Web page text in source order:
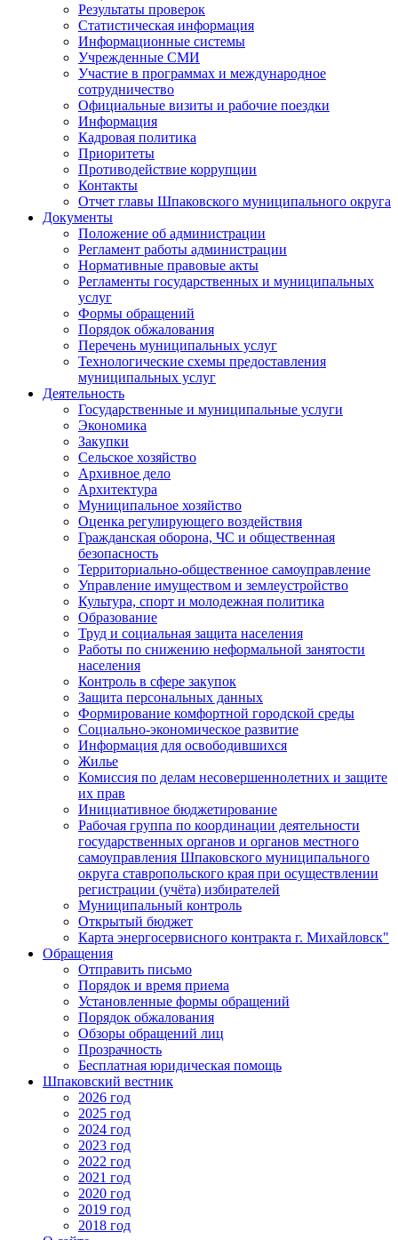
Результаты проверок
Статистическая информация
Информационные системы
Учрежденные СМИ
Участие в программах и международное
сотрудничество
Официальные визиты и рабочие поездки
Информация
Кадровая политика
Приоритеты
Противодействие коррупции
Контакты
Отчет главы Шпаковского муниципального округа
Документы
Положение об администрации
Регламент работы администрации
Нормативные правовые акты
Регламенты государственных и муниципальных
услуг
Формы обращений
Порядок обжалования
Перечень муниципальных услуг
Технологические схемы предоставления
муниципальных услуг
Деятельность
Государственные и муниципальные услуги
Экономика
Закупки
Сельское хозяйство
Архивное дело
Архитектура
Муниципальное хозяйство
Оценка регулирующего воздействия
Гражданская оборона, ЧС и общественная
безопасность
Территориально-общественное самоуправление
Управление имуществом и землеустройство
Культура, спорт и молодежная политика
Образование
Труд и социальная защита населения
Работы по снижению неформальной занятости
населения
Контроль в сфере закупок
Защита персональных данных
Формирование комфортной городской среды
Социально-экономическое развитие
Информация для освободившихся
Жилье
Комиссия по делам несовершеннолетних и защите
их прав
Инициативное бюджетирование
Рабочая группа по координации деятельности
государственных органов и органов местного
самоуправления Шпаковского муниципального
округа ставропольского края при осуществлении
регистрации (учёта) избирателей
Муниципальный контроль
Открытый бюджет
Карта энергосервисного контракта г. Михайловск"
Обращения
Отправить письмо
Порядок и время приема
Установленные формы обращений
Порядок обжалования
Обзоры обращений лиц
Прозрачность
Бесплатная юридическая помощь
Шпаковский вестник
2026 год
2025 год
2024 год
2023 год
2022 год
2021 год
2020 год
2019 год
2018 год